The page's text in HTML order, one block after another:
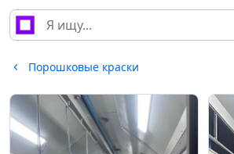
Порошковые краски